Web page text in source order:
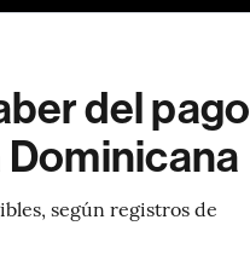
del pago
Dominicana
según registros de